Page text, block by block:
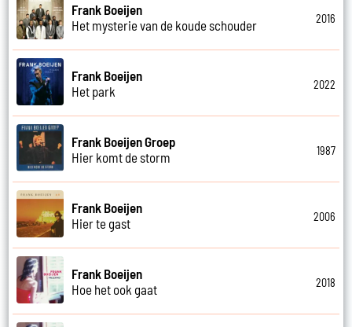
Frank Boeijen
Het mysterie van de koude schouder
2016
Frank Boeijen
Het park
2022
Frank Boeijen Groep
Hier komt de storm
1987
Frank Boeijen
Hier te gast
2006
Frank Boeijen
Hoe het ook gaat
2018